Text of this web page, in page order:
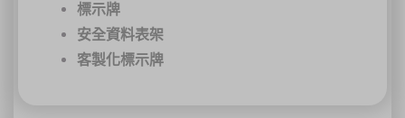
標示牌
安全資料表架
客製化標示牌